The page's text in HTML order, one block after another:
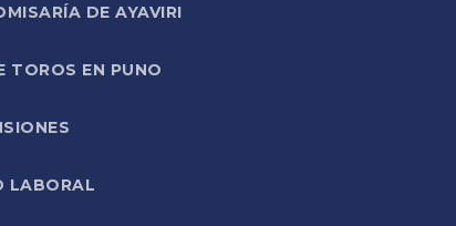
DE AYAVIRI
TOROS EN PUNO
LABORAL